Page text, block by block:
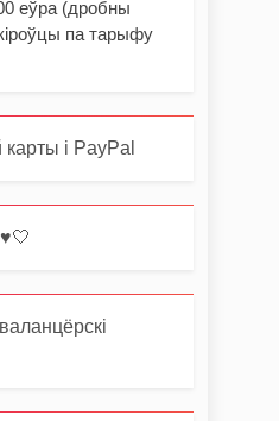
еўра (дробны
па тарыфу
карты і PayPal